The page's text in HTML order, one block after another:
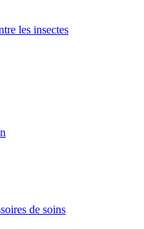
les insectes
de soins